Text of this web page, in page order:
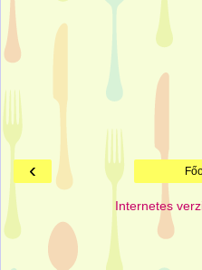
‹
Internetes